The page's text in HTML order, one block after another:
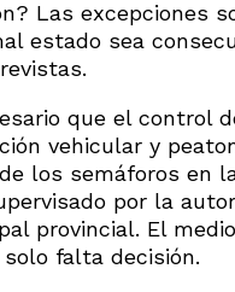
Las excepciones
estado sea
que el control
vehicular y
los semáforos en
por la
provincial. El
falta decisión.